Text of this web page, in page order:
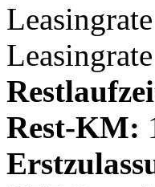
Rest-KM: